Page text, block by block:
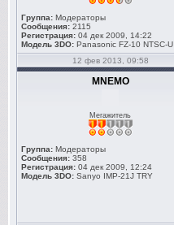
Группа: Модераторы
Сообщения: 2115
Регистрация: 04 дек 2009, 14:22
Модель 3DO: Panasonic FZ-10 NTSC-U
12 фев 2013, 09:58
MNEMO
Мегажитель
Группа: Модераторы
Сообщения: 358
Регистрация: 04 дек 2009, 12:24
Модель 3DO: Sanyo IMP-21J TRY